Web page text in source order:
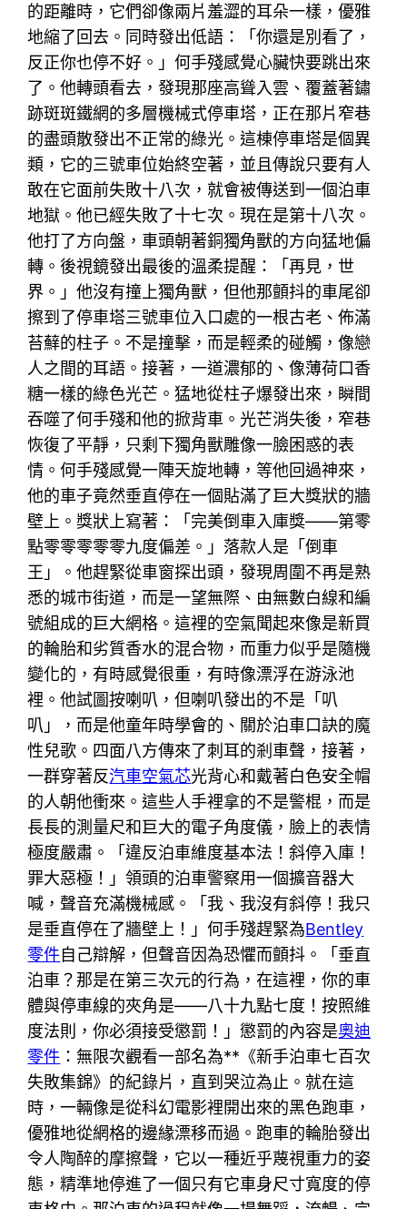
的距離時，它們卻像兩片羞澀的耳朵一樣，優雅
地縮了回去。同時發出低語：「你還是別看了，
反正你也停不好。」何手殘感覺心臟快要跳出來
了。他轉頭看去，發現那座高聳入雲、覆蓋著鏽
跡斑斑鐵網的多層機械式停車塔，正在那片窄巷
的盡頭散發出不正常的綠光。這棟停車塔是個異
類，它的三號車位始終空著，並且傳說只要有人
敢在它面前失敗十八次，就會被傳送到一個泊車
地獄。他已經失敗了十七次。現在是第十八次。
他打了方向盤，車頭朝著銅獨角獸的方向猛地偏
轉。後視鏡發出最後的溫柔提醒：「再見，世
界。」他沒有撞上獨角獸，但他那顫抖的車尾卻
擦到了停車塔三號車位入口處的一根古老、佈滿
苔蘚的柱子。不是撞擊，而是輕柔的碰觸，像戀
人之間的耳語。接著，一道濃郁的、像薄荷口香
糖一樣的綠色光芒。猛地從柱子爆發出來，瞬間
吞噬了何手殘和他的掀背車。光芒消失後，窄巷
恢復了平靜，只剩下獨角獸雕像一臉困惑的表
情。何手殘感覺一陣天旋地轉，等他回過神來，
他的車子竟然垂直停在一個貼滿了巨大獎狀的牆
壁上。獎狀上寫著：「完美倒車入庫獎——第零
點零零零零零九度偏差。」落款人是「倒車
王」。他趕緊從車窗探出頭，發現周圍不再是熟
悉的城市街道，而是一望無際、由無數白線和編
號組成的巨大網格。這裡的空氣聞起來像是新買
的輪胎和劣質香水的混合物，而重力似乎是隨機
變化的，有時感覺很重，有時像漂浮在游泳池
裡。他試圖按喇叭，但喇叭發出的不是「叭
叭」，而是他童年時學會的、關於泊車口訣的魔
性兒歌。四面八方傳來了刺耳的剎車聲，接著，
一群穿著反汽車空氣芯光背心和戴著白色安全帽
的人朝他衝來。這些人手裡拿的不是警棍，而是
長長的測量尺和巨大的電子角度儀，臉上的表情
極度嚴肅。「違反泊車維度基本法！斜停入庫！
罪大惡極！」領頭的泊車警察用一個擴音器大
喊，聲音充滿機械感。「我、我沒有斜停！我只
是垂直停在了牆壁上！」何手殘趕緊為Bentley
零件自己辯解，但聲音因為恐懼而顫抖。「垂直
泊車？那是在第三次元的行為，在這裡，你的車
體與停車線的夾角是——八十九點七度！按照維
度法則，你必須接受懲罰！」懲罰的內容是奧迪
零件 ：無限次觀看一部名為**《新手泊車七百次
失敗集錦》的紀錄片，直到哭泣為止。就在這
時，一輛像是從科幻電影裡開出來的黑色跑車，
優雅地從網格的邊緣漂移而過。跑車的輪胎發出
令人陶醉的摩擦聲，它以一種近乎蔑視重力的姿
態，精準地停進了一個只有它車身尺寸寬度的停